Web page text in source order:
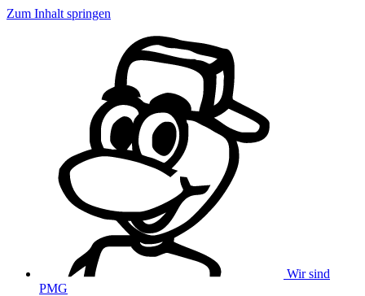
Zum Inhalt springen
Wir sind
PMG